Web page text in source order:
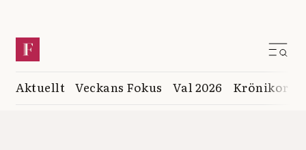
Aktuellt Veckans Fokus Val 2026 Krönikor